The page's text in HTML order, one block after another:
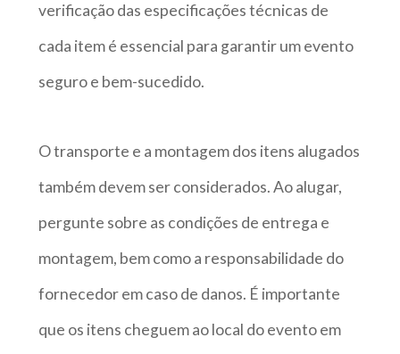
verificação das especificações técnicas de
cada item é essencial para garantir um evento
seguro e bem-sucedido.
O transporte e a montagem dos itens alugados
também devem ser considerados. Ao alugar,
pergunte sobre as condições de entrega e
montagem, bem como a responsabilidade do
fornecedor em caso de danos. É importante
que os itens cheguem ao local do evento em